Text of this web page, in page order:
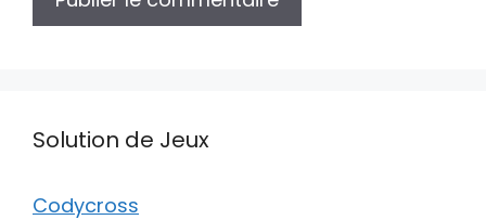
Solution de Jeux
Codycross